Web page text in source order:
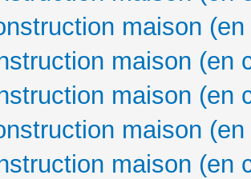
maison
maison (en
maison (en
maison
maison (en